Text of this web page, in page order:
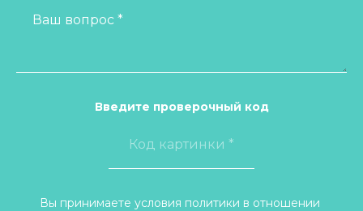
Ваш вопрос *
Введите проверочный код
Вы принимаете условия политики в отношении